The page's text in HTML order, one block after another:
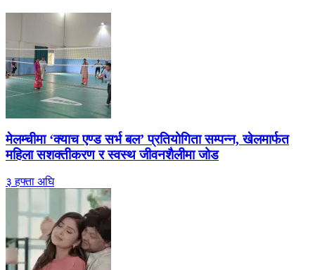
मेलम्चीमा ‘क्याच एण्ड सर्भ बल’ प्रतियोगिता सम्पन्न, खेलमार्फत
महिला सशक्तीकरण र स्वस्थ जीवनशैलीमा जोड
३ हफ्ता अघि